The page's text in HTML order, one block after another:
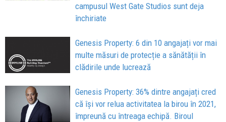
campusul West Gate Studios sunt deja
închiriate
Genesis Property: 6 din 10 angajați vor mai
multe măsuri de protecție a sănătății în
clădirile unde lucrează
Genesis Property: 36% dintre angajați cred
că își vor relua activitatea la birou în 2021,
împreună cu întreaga echipă. Biroul